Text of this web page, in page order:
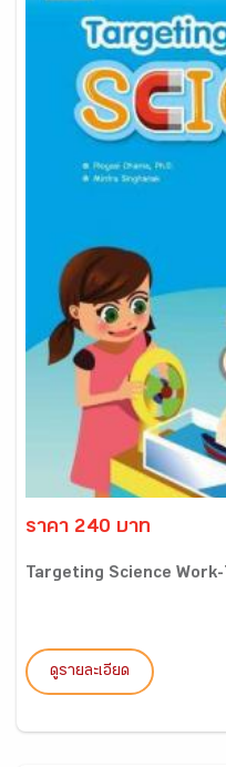
ราคา 240 บาท
Targeting Science
ดูรายละเอียด